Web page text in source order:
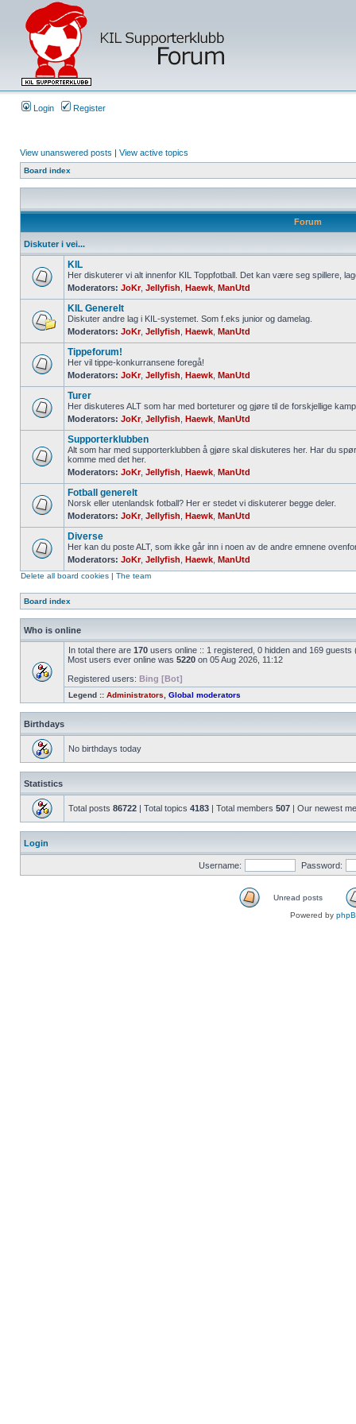
Login Register
View unanswered posts | View active topics
Board index
Forum
Diskuter i vei...
KIL
Her diskuterer vi alt innenfor KIL Toppfotball. Det kan være seg spillere,
Moderators: JoKr, Jellyfish Haewk ManUtd
KIL Generelt
Diskuter andre lag i KIL-systemet. Som f.eks junior og damelag.
Moderators: JoKr, Jellyfish Haewk ManUtd
Tippeforum!
Her vil tippe-konkurransene foregå!
Moderators: JoKr, Jellyfish Haewk ManUtd
Turer
Her diskuteres ALT som har med borteturer og gjøre til de forskjellige
Moderators: JoKr, Jellyfish Haewk ManUtd
Supporterklubben
Alt som har med supporterklubben å gjøre skal diskuteres her. Har du
komme med det her.
Moderators: JoKr, Jellyfish Haewk ManUtd
Fotball generelt
Norsk eller utenlandsk fotball? Her er stedet vi diskuterer begge deler.
Moderators: JoKr, Jellyfish Haewk ManUtd
Diverse
Her kan du poste ALT, som ikke går inn i noen av de andre emnene
Moderators: JoKr, Jellyfish Haewk ManUtd
Delete all board cookies | The team
Board index
Who is online
In total there are 170 users online :: 1 registered, 0 hidden and 169
Most users ever online was 5220 on 05 Aug 2026, 11:12
Registered users: Bing [Bot]
Legend :: Administrators Global moderators
Birthdays
No birthdays today
Statistics
Total posts 86722 | Total topics 4183 | Total members 507 | Our newest
Login
Username: Password:
Unread posts
Powered by